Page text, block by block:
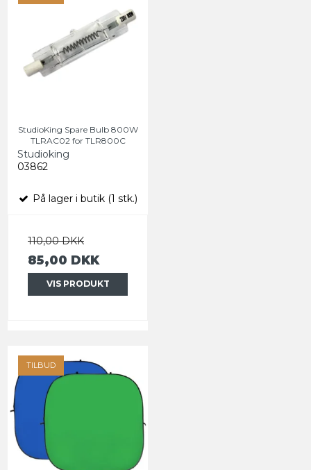
StudioKing Spare Bulb 800W
TLRAC02 for TLR800C
Studioking
03862
På lager i butik (1 stk.)
110,00 DKK
85,00 DKK
VIS PRODUKT
TILBUD